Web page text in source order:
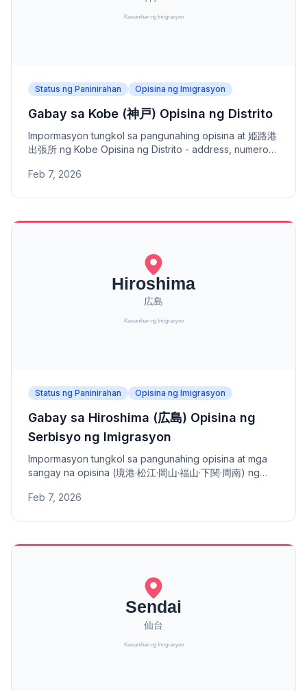
Status ng Paninirahan Opisina ng Imigrasyon
Gabay sa Kobe (神戸) Opisina ng Distrito
Impormasyon tungkol sa pangunahing opisina at 姫路港
出張所 ng Kobe Opisina ng Distrito - address, numero
ilalim ng Osaka Opisina ng Serbisyo ng Imigrasyon.
Feb 7, 2026
Status ng Paninirahan Opisina ng Imigrasyon
Gabay sa Hiroshima (広島) Opisina ng
Serbisyo ng Imigrasyon
Impormasyon tungkol sa pangunahing opisina at mga
sangay na opisina (境港·松江·岡山·福山·下関·周南) ng
address, numero ng telepono, at saklaw na lugar.
Feb 7, 2026